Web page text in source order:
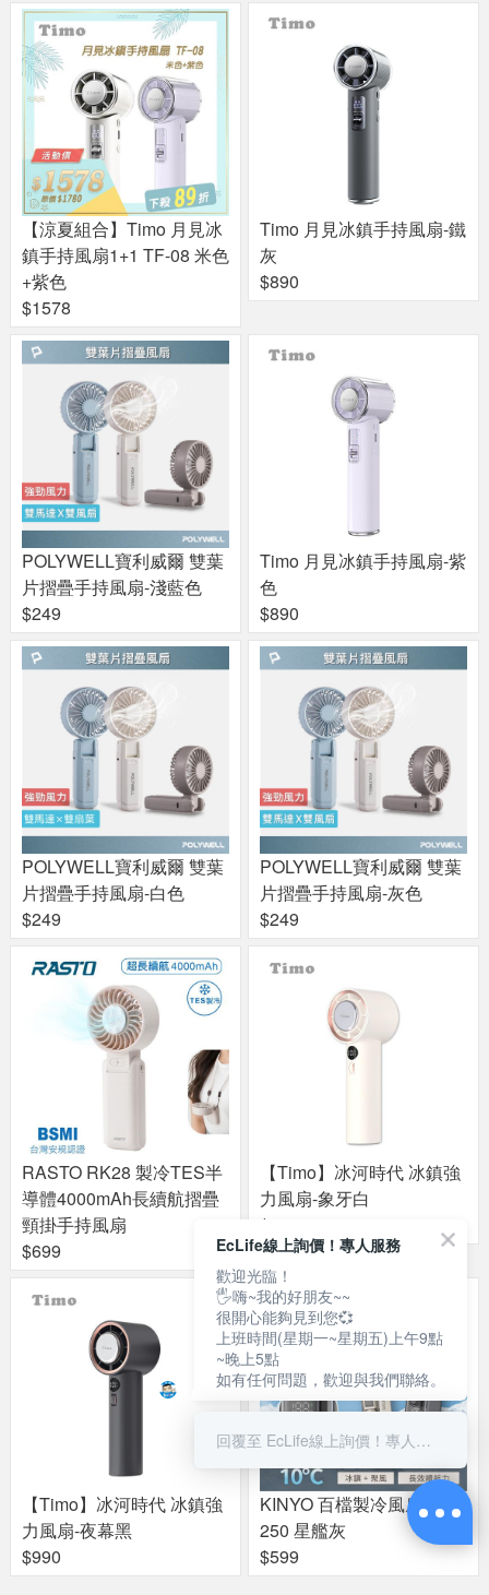
【涼夏組合】Timo 月見冰
鎮手持風扇1+1 TF-08 米色
+紫色
$1578
Timo 月見冰鎮手持風扇-鐵
灰
$890
POLYWELL寶利威爾 雙葉
片摺疊手持風扇-淺藍色
$249
Timo 月見冰鎮手持風扇-紫
色
$890
POLYWELL寶利威爾 雙葉
片摺疊手持風扇-白色
$249
POLYWELL寶利威爾 雙葉
片摺疊手持風扇-灰色
$249
RASTO RK28 製冷TES半
導體4000mAh長續航摺疊
頸掛手持風扇
$699
【Timo】冰河時代 冰鎮強
力風扇-象牙白
$990
【Timo】冰河時代 冰鎮強
力風扇-夜幕黑
$990
KINYO 百檔製冷風扇 UF-3
250 星艦灰
$599
EcLife線上詢價！專人服務
歡迎光臨！
🖐嗨~我的好朋友~~
很開心能夠見到您💞
上班時間(星期一~星期五)上午9點
~晚上5點
如有任何問題，歡迎與我們聯絡。
回覆至 EcLife線上詢價！專人服務